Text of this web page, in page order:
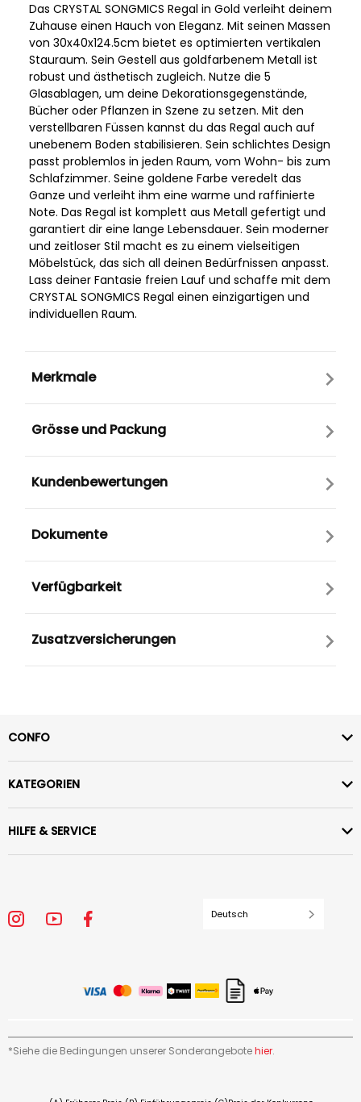
Das CRYSTAL SONGMICS Regal in Gold verleiht deinem
Zuhause einen Hauch von Eleganz. Mit seinen Massen
von 30x40x124.5cm bietet es optimierten vertikalen
Stauraum. Sein Gestell aus goldfarbenem Metall ist
robust und ästhetisch zugleich. Nutze die 5
Glasablagen, um deine Dekorationsgegenstände,
Bücher oder Pflanzen in Szene zu setzen. Mit den
verstellbaren Füssen kannst du das Regal auch auf
unebenem Boden stabilisieren. Sein schlichtes Design
passt problemlos in jeden Raum, vom Wohn- bis zum
Schlafzimmer. Seine goldene Farbe veredelt das
Ganze und verleiht ihm eine warme und raffinierte
Note. Das Regal ist komplett aus Metall gefertigt und
garantiert dir eine lange Lebensdauer. Sein moderner
und zeitloser Stil macht es zu einem vielseitigen
Möbelstück, das sich all deinen Bedürfnissen anpasst.
Lass deiner Fantasie freien Lauf und schaffe mit dem
CRYSTAL SONGMICS Regal einen einzigartigen und
individuellen Raum.
Merkmale
Grösse und Packung
Kundenbewertungen
Dokumente
Verfügbarkeit
Zusatzversicherungen
CONFO
KATEGORIEN
HILFE & SERVICE
Deutsch
*Siehe die Bedingungen unserer Sonderangebotehier.